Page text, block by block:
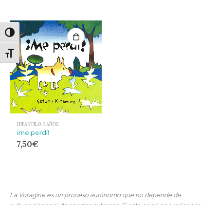
Alternar alto contraste
Alternar tamaño de letra
INFANTIL 0-3 AÑOS
¡me perdí!
7,50€
La Vorágine es un proceso autónomo que no depende de